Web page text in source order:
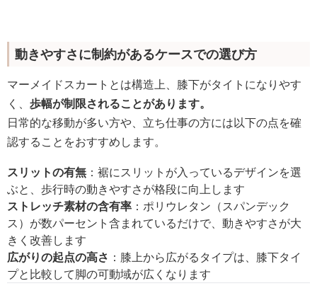
動きやすさに制約があるケースでの選び方
マーメイドスカートとは構造上、膝下がタイトになりやす
く、 歩幅が制限されることがあります。
日常的な移動が多い方や、立ち仕事の方には以下の点を確
認することをおすすめします。
スリットの有無 ：裾にスリットが入っているデザインを選
ぶと、歩行時の動きやすさが格段に向上します
ストレッチ素材の含有率 ：ポリウレタン（スパンデック
ス）が数パーセント含まれているだけで、動きやすさが大
きく改善します
広がりの起点の高さ ：膝上から広がるタイプは、膝下タイ
プと比較して脚の可動域が広くなります